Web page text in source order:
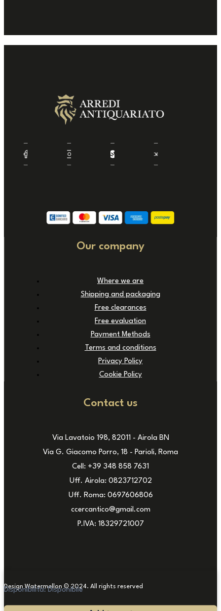
Our company
Where we are
Shipping and packaging
Free clearances
Free evaluation
Payment Methods
Terms and conditions
Privacy Policy
Cookie Policy
Contact us
Via Lavatoio 198, 82011 - Airola BN
Via G. Giacomo Porro, 18 - Parioli, Roma
Cell: +39 348 858 7631
Uff. Airola: 0823712702
Uff. Roma: 0697606806
ccercantico@gmail.com
P.IVA: 18329721007
Design Watermellon © 2024. All rights reserved
Disponibilità: Disponibile
Antico